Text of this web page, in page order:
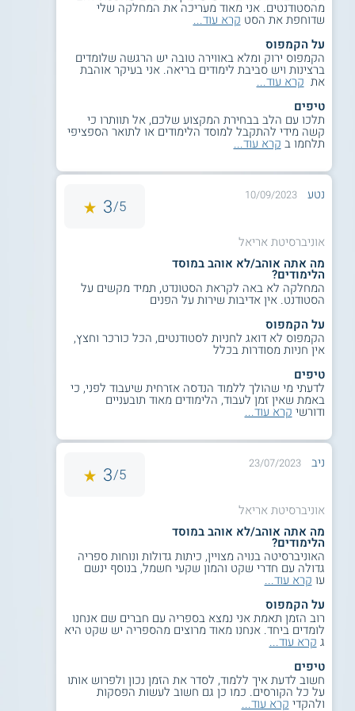
כמו כן, קיימת אפשרות שילוב של לימודי תעודה בשמאות
מקרקעין וניהול נכסים. לימודי תעודה אלה כוללים הכנה לקראת
מבחני הרישוי שעורכת מועצת שמאי המקרקעין.
סגל הוראה
תחומי מחקר מובילים וחדשניים. בין תחומי המחקר נכללים תכני
מבנים, עמידות מבנים ברעידות אדמה, הנדסת סביבה, תכנון של
קונסטרוקציות ותחומים נוספים.
על מוסד הלימוד
אוניברסיטת אריאל בשומרון מציעה שלל מסלולים ללימודי
הנדסה, ביניהם אפשר למנות לימודי הנדסת חשמל ואלקטרוניקה,
מכטרוניקה ולימודי הנדסה כימית. ניתן להמשיך גם לתואר שני
בהנדסה בתחומי לימוד שונים.
נוסף על כך, האוניברסיטה מפעילה פקולטות ובתי ספר נוספים,
כגון הפקולטה למדעי החברה הרוח, הפקולטה למדעי הטבע, בית
לארכיטקטורה.
תנאי קבלה
שימו לב - כדי להתקבל נדרש רקע של יחידות ריאליות
בבגרות. ניתן להשלים במסגרת מכינה קדם אקדמית.
מתמטיקה:
5 יחידות לימוד בציון 75 ומעלה.
ציון נמוך מן הנדרש מחייב מכינת השלמה
במתמטיקה לפני תחילת הלימודים.
בעלי 3 יחידות לימוד במתמטיקה נדרשים
למכינה ייעודית.
הנדסאים נדרשים במכינת השלמה
במתמטיקה.
אנגלית:
4 יחידות לימוד בציון 70 ומעלה.
מהסטודנטים. אני מאוד מעריכה את המחלקה שלי
שדוחפת את הסט קרא עוד...
על הקמפוס
הקמפוס ירוק ומלא באווירה טובה יש הרגשה שלומדים
ברצינות ויש סביבת לימודים בריאה. אני בעיקר אוהבת
את קרא עוד...
טיפים
תלכו עם הלב בבחירת המקצוע שלכם, אל תוותרו כי
קשה מידי להתקבל למוסד הלימודים או לתואר הספציפי
תלחמו ב קרא עוד...
נטע 10/09/2023
5/
3
אוניברסיטת אריאל
מה אתה אוהב/לא אוהב במוסד
הלימודים?
המחלקה לא באה לקראת הסטונדט, תמיד מקשים על
הסטודנט. אין אדיבות שירות על הפנים
על הקמפוס
הקמפוס לא דואג לחניות לסטודנטים, הכל כורכר וחצץ,
אין חניות מסודרות בכלל
טיפים
לדעתי מי שהולך ללמוד הנדסה אזרחית שיעבוד לפני, כי
באמת שאין זמן לעבוד, הלימודים מאוד תובעניים
ודורשי קרא עוד...
ניב 23/07/2023
5/
3
אוניברסיטת אריאל
מה אתה אוהב/לא אוהב במוסד
הלימודים?
האוניברסיטה בנויה מצויין, כיתות גדולות ונוחות ספריה
גדולה עם חדרי שקט והמון שקעי חשמל, בנוסף ינשם
עו קרא עוד...
על הקמפוס
רוב הזמן תאמת אני נמצא בספריה עם חברים שם אנחנו
לומדים ביחד. אנחנו מאוד מרוצים מהספריה יש שקט היא
ג קרא עוד...
טיפים
חשוב לדעת איך ללמוד, לסדר את הזמן נכון ולפרוש אותו
על כל הקורסים. כמו כן גם חשוב לעשות הפסקות
ולהקדי קרא עוד...